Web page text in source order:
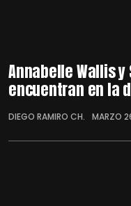
Annabelle Wallis
encuentran en la
DIEGO RAMIRO CH. MARZO